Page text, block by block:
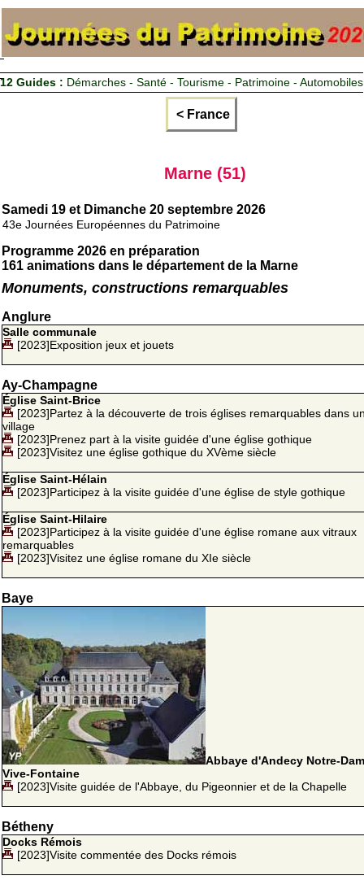
12 Guides : Démarches - Santé - Tourisme - Patrimoine - Automobiles
< France
Marne (51)
Samedi 19 et Dimanche 20 septembre 2026
43e Journées Européennes du Patrimoine
Programme 2026 en préparation
161 animations dans le département de la Marne
Monuments, constructions remarquables
Anglure
Salle communale
[2023]Exposition jeux et jouets
Ay-Champagne
Église Saint-Brice
[2023]Partez à la découverte de trois églises remarquables dans
village
[2023]Prenez part à la visite guidée d'une église gothique
[2023]Visitez une église gothique du XVème siècle
Église Saint-Hélain
[2023]Participez à la visite guidée d'une église de style gothique
Église Saint-Hilaire
[2023]Participez à la visite guidée d'une église romane aux vitraux
remarquables
[2023]Visitez une église romane du XIe siècle
Baye
Abbaye d'Andecy Notre-
Vive-Fontaine
[2023]Visite guidée de l'Abbaye, du Pigeonnier et de la Chapelle
Bétheny
Docks Rémois
[2023]Visite commentée des Docks rémois